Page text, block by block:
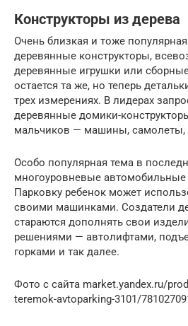
Конструкторы из дерева
Очень близкая и тоже
деревянные конструкторы,
деревянные игрушки или
остается та же, но теперь
трех измерениях. В лидерах
деревянные домики-
мальчиков — машины, самолеты,
Особо популярная тема в
многоуровневые
Парковку ребенок может
своими машинками. Создатели
стараются дополнять свои
решениями — автолифтами,
горками и так далее.
Фото с сайта market.yandex.ru/
teremok-avtoparking-3101/